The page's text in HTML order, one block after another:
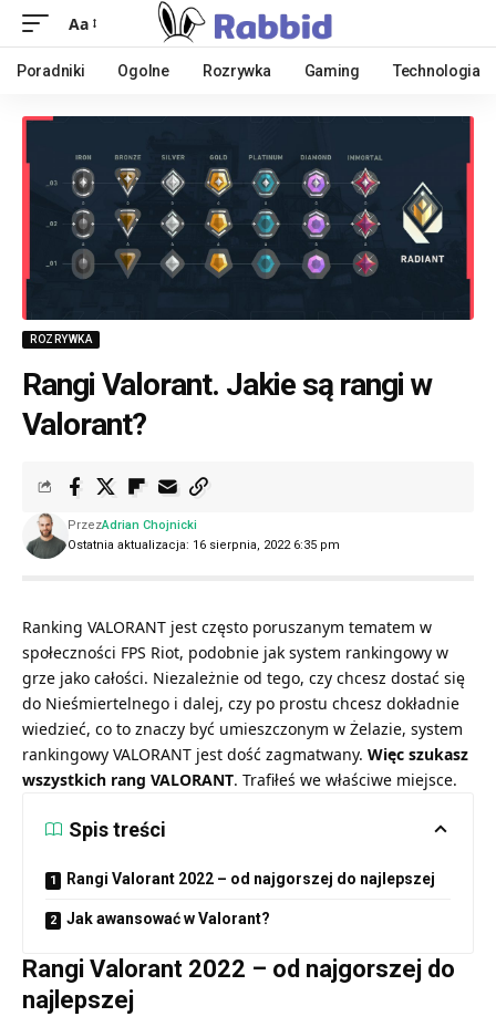
Aa
Poradniki Ogolne Rozrywka Gaming Technologia
ROZRYWKA
Rangi Valorant. Jakie są rangi w
Valorant?
Ostatnia aktualizacja: 16 sierpnia, 2022 6:35 pm
PrzezAdrian Chojnicki
Ranking VALORANT jest często poruszanym tematem w
społeczności FPS Riot, podobnie jak system rankingowy w
grze jako całości. Niezależnie od tego, czy chcesz dostać się
do Nieśmiertelnego i dalej, czy po prostu chcesz dokładnie
wiedzieć, co to znaczy być umieszczonym w Żelazie, system
rankingowy VALORANT jest dość zagmatwany. Więc szukasz
wszystkich rang VALORANT. Trafiłeś we właściwe miejsce.
Spis treści
Rangi Valorant 2022 – od najgorszej do najlepszej
Jak awansować w Valorant?
Rangi Valorant 2022 – od najgorszej do
najlepszej